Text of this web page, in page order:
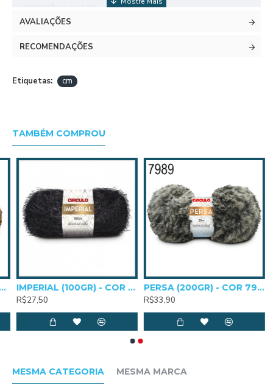
caimento o vestir.
DADOS TÉCNICOS
TEX 555
Comprimento e Peso: 180m e 100g
Agulhas para crochê: 5,0mm a 8,0mm
Agulhas para tricô: 7,0mm a 10,0mm
AVALIAÇÕES
RECOMENDAÇÕES
Etiquetas: cm
TAMBÉM COMPROU
9900
IMPERIAL (100GR) - COR 0940
R$27,50
PERSA (200GR) - COR 7989
R$33,90
MESMA CATEGORIA MESMA MARCA